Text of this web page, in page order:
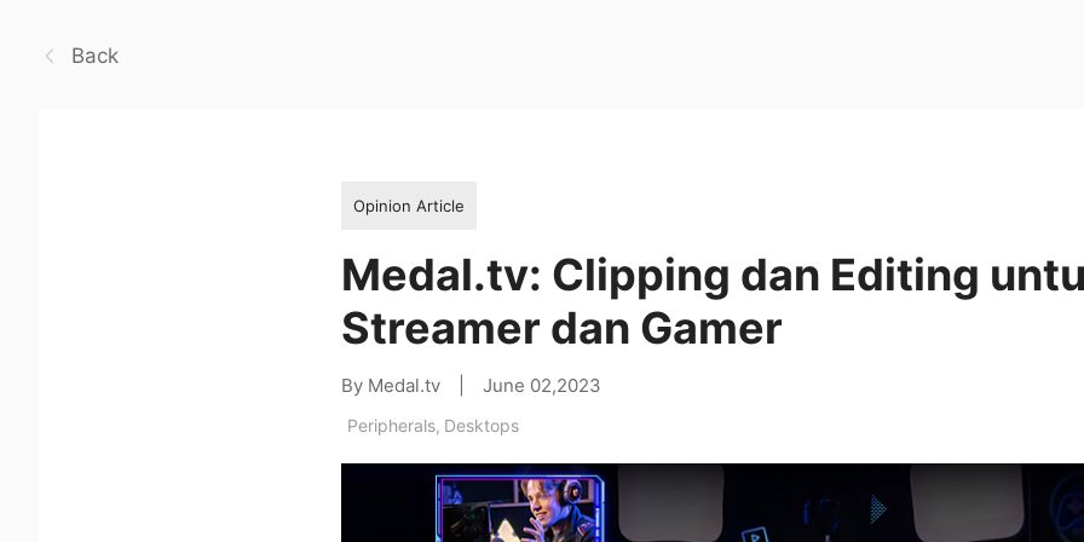
Back
Opinion Article
Medal.tv: Clipping dan Editing
Streamer dan Gamer
By Medal.tv June 02,2023
Peripherals, Desktops